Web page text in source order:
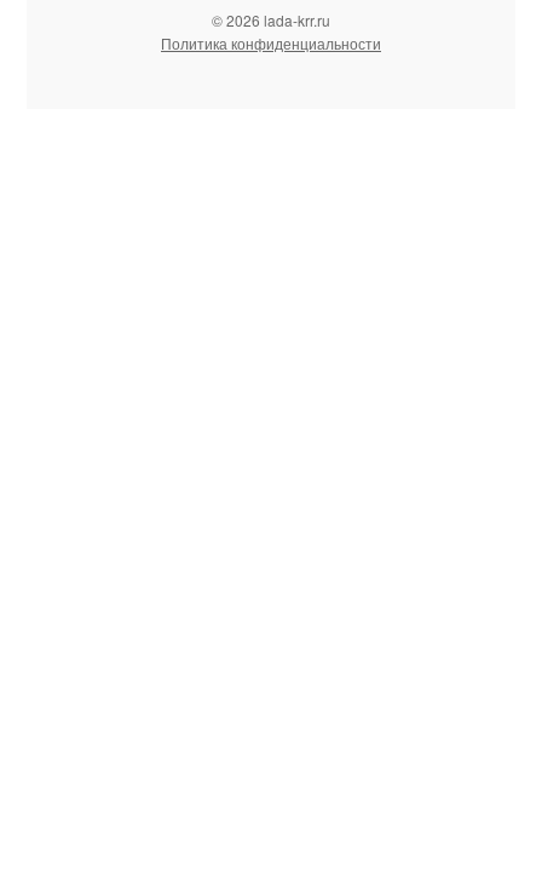
© 2026 lada-krr.ru
Политика конфиденциальности